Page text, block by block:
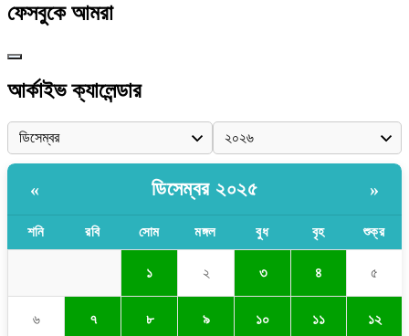
ফেসবুকে আমরা
আর্কাইভ ক্যালেন্ডার
« ডিসেম্বর ২০২৫ »
শনি রবি সোম মঙ্গল বুধ বৃহ শুক্র
১ ২ ৩ ৪ ৫
৬ ৭ ৮ ৯ ১০ ১১ ১২